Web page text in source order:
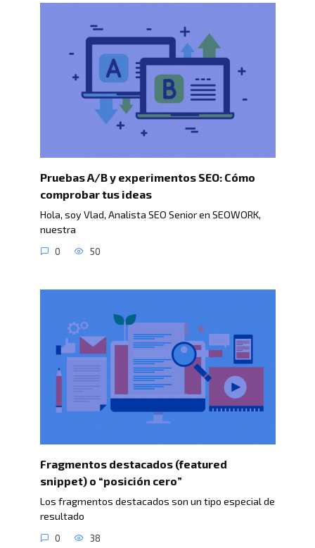
Pruebas A/B y experimentos SEO: Cómo
comprobar tus ideas
Hola, soy Vlad, Analista SEO Senior en SEOWORK,
nuestra
0 50
Fragmentos destacados (featured
snippet) o “posición cero”
Los fragmentos destacados son un tipo especial de
resultado
0 38